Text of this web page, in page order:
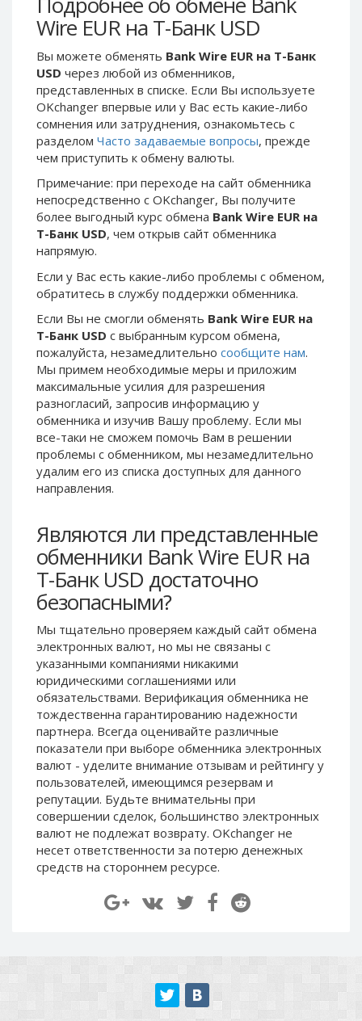
Wire EUR на Т-Банк USD
Вы можете обменять Bank Wire EUR на Т-Банк
USD через любой из обменников,
представленных в списке. Если Вы используете
OKchanger впервые или у Вас есть какие-либо
сомнения или затруднения, ознакомьтесь с
разделом Часто задаваемые вопросы, прежде
чем приступить к обмену валюты.
Примечание: при переходе на сайт обменника
непосредственно c OKchanger, Вы получите
более выгодный курс обмена Bank Wire EUR на
Т-Банк USD, чем открыв сайт обменника
напрямую.
Если у Вас есть какие-либо проблемы с обменом,
обратитесь в службу поддержки обменника.
Если Вы не смогли обменять Bank Wire EUR на
Т-Банк USD с выбранным курсом обмена,
пожалуйста, незамедлительно сообщите нам.
Мы примем необходимые меры и приложим
максимальные усилия для разрешения
разногласий, запросив информацию у
обменника и изучив Вашу проблему. Если мы
все-таки не сможем помочь Вам в решении
проблемы c обменником, мы незамедлительно
удалим его из списка доступных для данного
направления.
Являются ли представленные
обменники Bank Wire EUR на
Т-Банк USD достаточно
безопасными?
Мы тщательно проверяем каждый сайт обмена
электронных валют, но мы не связаны c
указанными компаниями никакими
юридическими соглашениями или
обязательствами. Верификация обменника не
тождественна гарантированию надежности
партнера. Всегда оценивайте различные
показатели при выборе обменника электронных
валют - уделите внимание отзывам и рейтингу у
пользователей, имеющимся резервам и
репутации. Будьте внимательны при
совершении сделок, большинство электронных
валют не подлежат возврату. OKchanger не
несет ответственности за потерю денежных
средств на стороннем ресурсе.
Skril USD
Skril EUR
Skril INR
Skril PLN
Skril GBP
Skril AUD
Skril NOK
Paxum USD
Paxum EUR
Epay USD
Phone Balance RUB
Phone Balance UAH
Phone Balance AMD
Neteller USD
Neteller EUR
Neteller INR
Neteller PLN
Neteller GBP
Neteller NOK
PaySera USD
PaySera EUR
PaySera PLN
AliPay CNY
UnionPay CNY
Paymer USD
Paymer RUB
Paymer UAH
Capitalist USD
Capitalist RUB
Capitalist EUR
Payoneer USD
Payoneer EUR
Revolut Binance USD
(BUSD)
Revolut USD
Piastrix EUR
Skril USD
Skril EUR
Skril INR
Skril GBP
Skril AUD
Skril NOK
Paxum USD
Paxum EUR
Epay USD
Phone Balance RUB
Phone Balance UAH
Phone Balance AMD
Neteller USD
Neteller EUR
Neteller INR
Neteller PLN
Neteller GBP
Neteller NOK
PaySera USD
PaySera EUR
PaySera PLN
UnionPay CNY
Paymer USD
Paymer RUB
Paymer UAH
Capitalist USD
Capitalist RUB
Capitalist EUR
Payoneer USD
Payoneer EUR
Revolut Binance USD
(BUSD)
Revolut EUR
Piastrix RUB